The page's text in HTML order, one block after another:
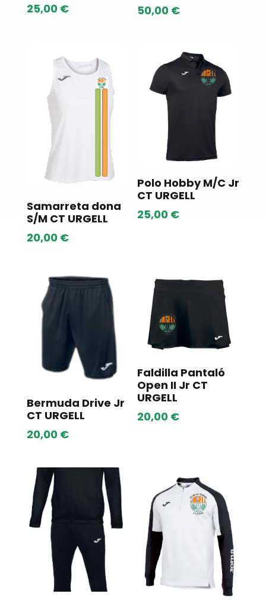
25,00 €
50,00 €
Samarreta dona
S/M CT URGELL
20,00 €
Polo Hobby M/C Jr
CT URGELL
25,00 €
Bermuda Drive Jr
CT URGELL
20,00 €
Faldilla Pantaló
Open II Jr CT
URGELL
20,00 €